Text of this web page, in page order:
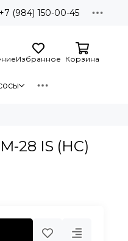
+7 (984) 150-00-45
Избранное Корзина
28 IS (HC)